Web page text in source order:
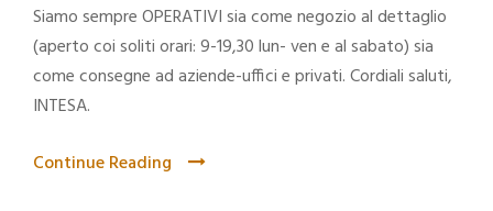
Siamo sempre OPERATIVI sia come negozio al dettaglio
(aperto coi soliti orari: 9-19,30 lun- ven e al sabato) sia
come consegne ad aziende-uffici e privati. Cordiali saluti,
INTESA.
Continue Reading